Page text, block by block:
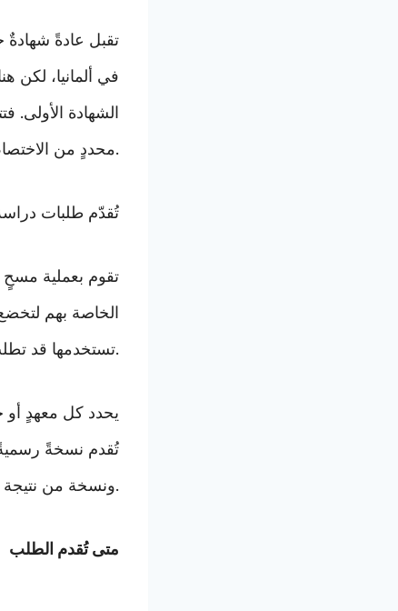
تقبل عادةً شهادةٌ
في ألمانيا، لكن
الشهادة
محددٍ من الاختصاص. وتوضع هذه الشروط من قبل القسم الذي يوفر برنامج الماجستير.
تُقدّم طلبات
الخاصة بهم
تستخدمها قد تطلب منك أحياناً أن تقوم بعملية التقدم بطريقتهم الخاصة.
يحدد كل معهدٍ أو
تُقدم نسخةً
ونسخة من نتيجة امتحان اتقان اللغة الخاص بك (إن وجد). ويمكن أن تدفع رسوماً للطلب.
متى تُقدم الطلب